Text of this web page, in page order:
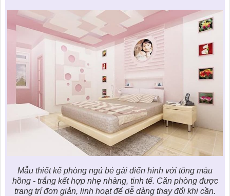
Mẫu thiết kế phòng ngủ bé gái điển hình với tông màu
hồng - trắng kết hợp nhẹ nhàng, tinh tế. Căn phòng được
trang trí đơn giản, linh hoạt để dễ dàng thay đổi khi cần.